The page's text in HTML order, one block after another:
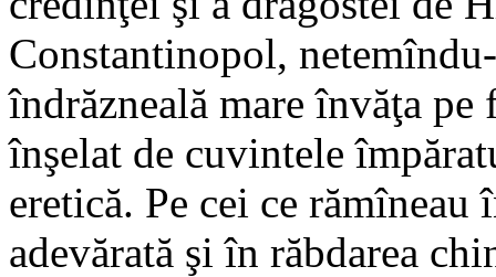
Constantinopol,
îndrăzneală mare învăţa pe
înşelat de cuvintele
eretică. Pe cei ce
adevărată şi în răbdarea